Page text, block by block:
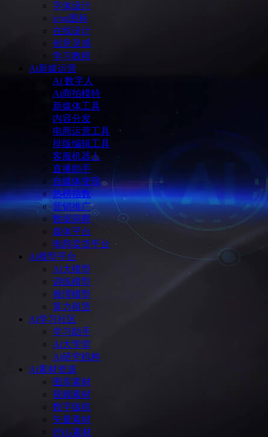
字体设计
icon图标
在线设计
创意灵感
学习教程
Ai新媒运营
Ai 数字人
Ai商拍模特
新媒体工具
内容分发
电商运营工具
排版编辑工具
客服机器人
直播助手
自媒体变现
热榜指数
营销推广
数据洞察
媒体平台
电商卖货平台
Ai模型平台
Ai大模型
训练模型
推理模型
算力租赁
Ai学习社区
学习助手
Ai大学堂
Ai研究机构
Ai素材资源
图库素材
视频素材
数字版权
矢量素材
PNG素材